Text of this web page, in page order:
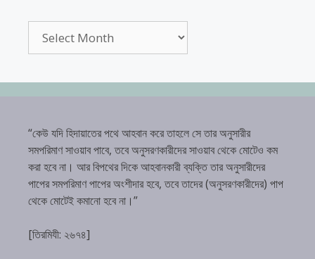
“কেউ যদি হিদায়াতের পথে আহবান করে তাহলে সে তার অনুসারীর
সমপরিমাণ সাওয়াব পাবে, তবে অনুসরণকারীদের সাওয়াব থেকে মোটেও কম
করা হবে না। আর বিপথের দিকে আহবানকারী ব্যক্তি তার অনুসারীদের
পাপের সমপরিমাণ পাপের অংশীদার হবে, তবে তাদের (অনুসরণকারীদের) পাপ
থেকে মোটেই কমানো হবে না।”
[তিরমিযী: ২৬৭৪]